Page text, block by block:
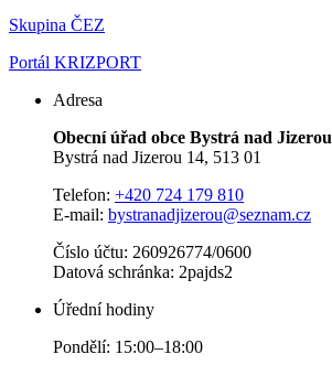
Skupina ČEZ
Portál KRIZPORT
Adresa
Obecní úřad obce Bystrá nad Jizerou
Bystrá nad Jizerou 14, 513 01
Telefon: +420 724 179 810
E-mail: bystranadjizerou@seznam.cz
Číslo účtu: 260926774/0600
Datová schránka: 2pajds2
Úřední hodiny
Pondělí: 15:00–18:00